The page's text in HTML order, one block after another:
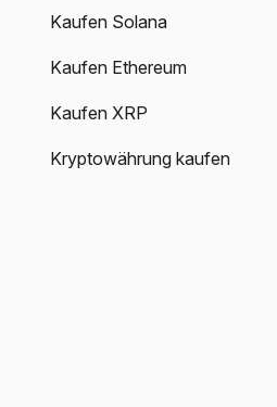
Kaufen Solana
Kaufen Ethereum
Kaufen XRP
Kryptowährung kaufen